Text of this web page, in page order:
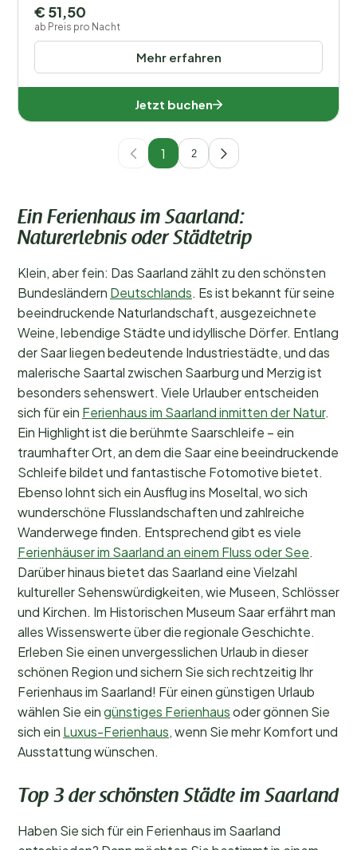
Mehr erfahren
€ 51,50
ab Preis pro Nacht
Jetzt buchen
1 2
Ein Ferienhaus im Saarland:
Naturerlebnis oder Städtetrip
Klein, aber fein: Das Saarland zählt zu den schönsten
Bundesländern Deutschlands. Es ist bekannt für seine
beeindruckende Naturlandschaft, ausgezeichnete
Weine, lebendige Städte und idyllische Dörfer. Entlang
der Saar liegen bedeutende Industriestädte, und das
malerische Saartal zwischen Saarburg und Merzig ist
besonders sehenswert. Viele Urlauber entscheiden
sich für ein Ferienhaus im Saarland inmitten der Natur.
Ein Highlight ist die berühmte Saarschleife – ein
traumhafter Ort, an dem die Saar eine beeindruckende
Schleife bildet und fantastische Fotomotive bietet.
Ebenso lohnt sich ein Ausflug ins Moseltal, wo sich
wunderschöne Flusslandschaften und zahlreiche
Wanderwege finden. Entsprechend gibt es viele
Ferienhäuser im Saarland an einem Fluss oder See.
Darüber hinaus bietet das Saarland eine Vielzahl
kultureller Sehenswürdigkeiten, wie Museen, Schlösser
und Kirchen. Im Historischen Museum Saar erfährt man
alles Wissenswerte über die regionale Geschichte.
Erleben Sie einen unvergesslichen Urlaub in dieser
schönen Region und sichern Sie sich rechtzeitig Ihr
Ferienhaus im Saarland! Für einen günstigen Urlaub
wählen Sie eingünstiges Ferienhausoder gönnen Sie
sich ein Luxus-Ferienhaus, wenn Sie mehr Komfort und
Ausstattung wünschen.
Top 3 der schönsten Städte im Saarland
Haben Sie sich für ein Ferienhaus im Saarland